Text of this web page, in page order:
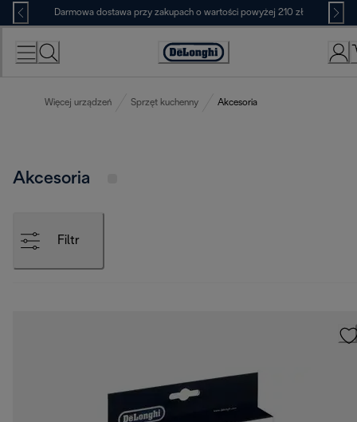
Skip
to
Content
Darmowa dostawa przy zakupach o wartości powyżej 210 zł
Deklaracja
Więcej urządzeń Sprzęt kuchenny Akcesoria
Akcesoria
Filtr